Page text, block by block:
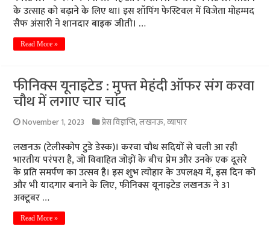
के उत्साह को बढ़ाने के लिए था। इस शॉपिंग फेस्टिवल में विजेता मोहम्मद
सैफ अंसारी ने शानदार बाइक जीती। …
Read More »
फीनिक्स यूनाइटेड : मुफ्त मेहंदी ऑफर संग करवा
चौथ में लगाए चार चांद
November 1, 2023 प्रेस विज्ञप्ति,लखनऊ,व्यापार
लखनऊ (टेलीस्कोप टुडे डेस्क)। करवा चौथ सदियों से चली आ रही
भारतीय परंपरा है, जो विवाहित जोड़ों के बीच प्रेम और उनके एक दूसरे
के प्रति समर्पण का उत्सव है। इस शुभ त्योहार के उपलक्ष्य में, इस दिन को
और भी यादगार बनाने के लिए, फीनिक्स यूनाइटेड लखनऊ ने 31
अक्टूबर …
Read More »